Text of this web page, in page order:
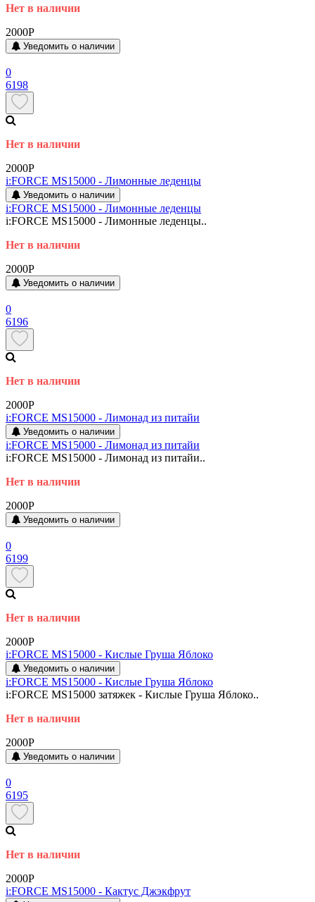
Нет в наличии
2000P
Уведомить о наличии
0
6198
Нет в наличии
2000P
i:FORCE MS15000 - Лимонные леденцы
Уведомить о наличии
i:FORCE MS15000 - Лимонные леденцы
i:FORCE MS15000 - Лимонные леденцы..
Нет в наличии
2000P
Уведомить о наличии
0
6196
Нет в наличии
2000P
i:FORCE MS15000 - Лимонад из питайи
Уведомить о наличии
i:FORCE MS15000 - Лимонад из питайи
i:FORCE MS15000 - Лимонад из питайи..
Нет в наличии
2000P
Уведомить о наличии
0
6199
Нет в наличии
2000P
i:FORCE MS15000 - Кислые Груша Яблоко
Уведомить о наличии
i:FORCE MS15000 - Кислые Груша Яблоко
i:FORCE MS15000 затяжек - Кислые Груша Яблоко..
Нет в наличии
2000P
Уведомить о наличии
0
6195
Нет в наличии
2000P
i:FORCE MS15000 - Кактус Джэкфрут